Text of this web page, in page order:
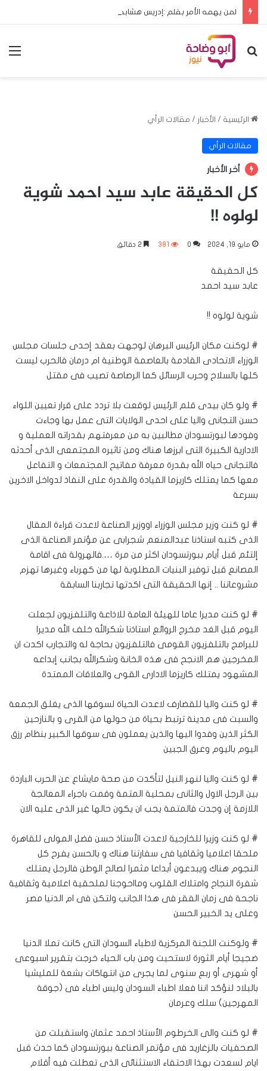
بحث عن
الرئيسية / الأخبار / مقالات الرأي
مقالات الرأي
أخر الأخبار
كل الحقيقة عابد سيد احمد شوية
لولوه !!
مايو 19, 2024 0
381
كل الحقيقة
عابد سيد احمد
شوية لولوه !!
# لوكنت مكان الرئيس البرهان لوجهت بعقد إحدى جلسات مجلس
الوزراء الاتحادى القادمة بالعاصمة الوطنية ام درمان فالحرب ليست
كلها بالسلاح وحرب الرسائل كما الرصاصة تصيب فى مقتل
# ولو كان بيدى قلم الرئيس لوقعت بلا تردد على قرار تعيين اللواء
حسن التجانى واليا على احدى الولايات التى عمل بها وجاءت
وفودها لبورتسودان مطالبين به من معرفتهم بقدراته العملية و
الادارية الكبيرة التى ابرزها هناك ومن تاثيره المجتمعى الذى أحدثه
فالتجانى حياه الله بقدرة معرفة مفاتيح المجتمعات و التفاعل
معها كما يمتلك كاريزما القيادة والقدرة على النفاذ لدواخل الاخرين
بسرعة
# لو كنت وزير مجلس الوزراء اووزير الصناعة لاعدت قراءة المقال
الذى كتبه استاذنا عبدالمنعم شجرابى عن مؤتمر الصناعة الذى
إلتئم قبل أيام ببورتسودان اكثر من مرة ….فالهرولة فى اقامة
المصانع قبل توفير البنيات المطلوبة لها من كهرباء وغيرها تهزم
مشروعاتنا .. إنها الحقيقة التى اكدتها تجاربنا السابقة
# لو كنت مديرا عاما للهيئة العامة للاذاعة والتلفزيون لجعلت
اليوم قبل الغد مخرج الروائع استاذنا شكرالله خلف الله مديرا
للبرامج بالتلفزيون القومى فالتلفزيون بحاجة له والتجارب اكدت ان
المخرجين هم الانجح فى هذه الخانة وشكرالله بجانب إبداعه
المشهود يمتلك كاريزما الادارى القوى والعلاقات الممتدة
# لو كنت واليا للقضارف لاعدت الحياة لسوقها الذى يغلق الجمعة
والسبت فى مدينة ترتبط بحياة من حولها من القرى و بالنازحين
الكثر الذين وفدوا اليها والذين يعملون فى سوقها الكبير بنظام رزق
اليوم باليوم وعرق الجبين
# لو كنت واليا لنهر النيل لتأكدت من صحة مايشاع عن الحرب الباردة
بين الرجل الاول والثانى بمحلية المتمة وقمت باجراء المعالجة
اللازمة إن وجدت فالمتمة يجب ان يكون حالها غير الذى عليه الان
# لو كنت وزيرا للخارجية لاعدت الأستاذ حسن فضل المولى للقاهرة
ملحقا اعلاميا وثقافيا فى سفارتنا هناك و بالحسن يفرح كل
النجوم هناك ويبدعون أبداعا مثمرا لصالح الوطن فالرجل يمتلك
شفرة النجاح وامتلاك القلوب ومااحوجنا لملحقية اعلامية وثقافية
ناجحة فى زمان الفقر فى هذا الجانب ولتكن فى ام الدنيا مصر
وعلى يد الخبير الحسن
# ولوكنت اللجنة المركزية لاطباء السودان التى كانت تملا الدنيا
ضجيجا أيام الثورة لاستحيت ومن باب الحياء خرجت بتقرير اسبوعى
أو شهرى أو ربع سنوى لما يجرى من انتهاكات بشعة للمليشيا
بالبلاد لنؤكد اننا فعلا اطباء السودان وليس اطباء فى (جوقة
المهرجين) سلك وعرمان
# لو كنت والى الخرطوم الأستاذ احمد عثمان واستقبلت من
الصحفيات بالزغاريد فى مؤتمر الصناعة ببورتسودان كما حدث قبل
ايام لسعدت بهذا الاحتفاء الاستثنائى الذى تعطلت فيه أقلام